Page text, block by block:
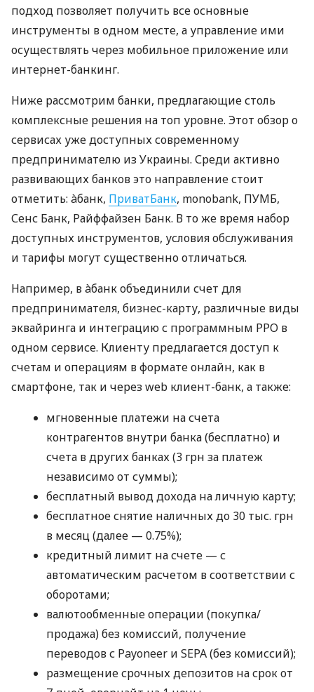
подход позволяет получить все основные
инструменты в одном месте, а управление ими
осуществлять через мобильное приложение или
интернет-банкинг.
Ниже рассмотрим банки, предлагающие столь
комплексные решения на топ уровне. Этот обзор о
сервисах уже доступных современному
предпринимателю из Украины. Среди активно
развивающих банков это направление стоит
отметить: àбанк, ПриватБанк, monobank, ПУМБ,
Сенс Банк, Райффайзен Банк. В то же время набор
доступных инструментов, условия обслуживания
и тарифы могут существенно отличаться.
Например, в àбанк объединили счет для
предпринимателя, бизнес-карту, различные виды
эквайринга и интеграцию с программным РРО в
одном сервисе. Клиенту предлагается доступ к
счетам и операциям в формате онлайн, как в
смартфоне, так и через web клиент-банк, а также:
мгновенные платежи на счета
контрагентов внутри банка (бесплатно) и
счета в других банках (3 грн за платеж
независимо от суммы);
бесплатный вывод дохода на личную карту;
бесплатное снятие наличных до 30 тыс. грн
в месяц (далее — 0.75%);
кредитный лимит на счете — с
автоматическим расчетом в соответствии с
оборотами;
валютообменные операции (покупка/
продажа) без комиссий, получение
переводов с Payoneer и SEPA (без комиссий);
размещение срочных депозитов на срок от